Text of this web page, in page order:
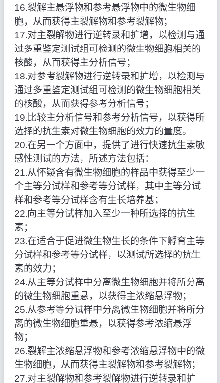
16.裂解主悬浮物和参考悬浮物中的微生物细
胞，从而获得主裂解物和参考裂解物；
17.对主裂解物进行逆转录和扩增，以检测与通
过多重鉴定测试组可检测的微生物细胞相关的
核酸，从而获得主分析信号；
18.对参考裂解物进行逆转录和扩增，以检测与
通过多重鉴定测试组可检测的微生物细胞相关
的核酸，从而获得参考分析信号；
19.比较主分析信号和参考分析信号，以获得所
选择的抗生素对微生物细胞的效力的量度。
20.在另一个方面中，提供了进行快速抗生素敏
感性测试的方法，所述方法包括：
21.从怀疑含有微生物细胞的样品中获得至少一
个主等分试样和参考等分试样，其中主等分试
样和参考等分试样含有生长培养基；
22.向主等分试样加入至少一种所选择的抗生
素；
23.在适合于促进微生物生长的条件下孵育主等
分试样和参考等分试样，以测试所选择的抗生
素的效力；
24.从主等分试样中分离微生物细胞并将所分离
的微生物细胞重悬，以获得主浓缩悬浮物；
25.从参考等分试样中分离微生物细胞并将所分
离的微生物细胞重悬，以获得参考浓缩悬浮
物；
26.裂解主浓缩悬浮物和参考浓缩悬浮物中的微
生物细胞，从而获得主裂解物和参考裂解物；
27.对主裂解物和参考裂解物进行逆转录和扩